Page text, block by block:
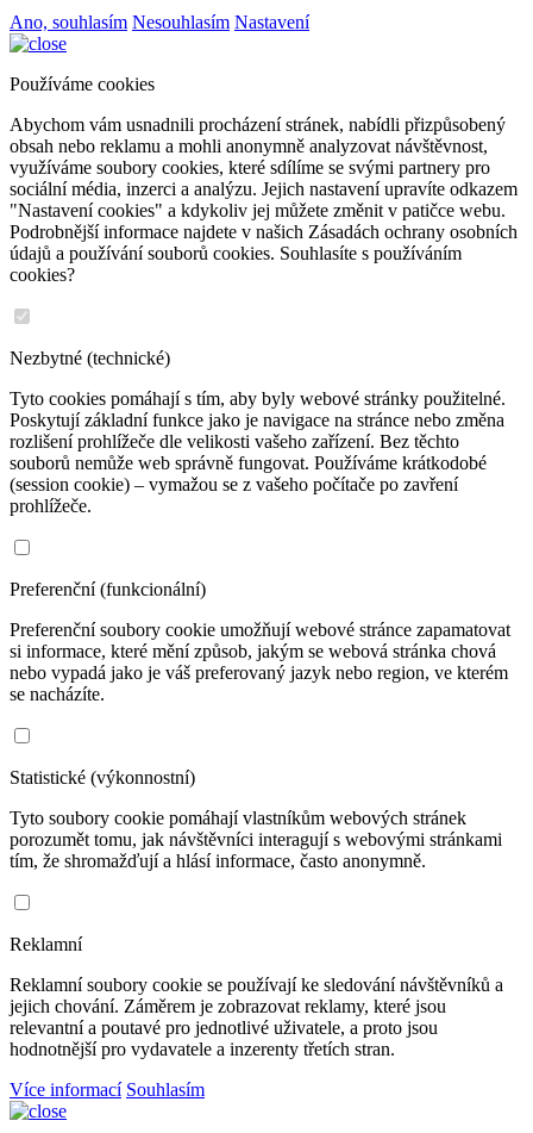
Ano, souhlasím Nesouhlasím Nastavení
Používáme cookies
Abychom vám usnadnili procházení stránek, nabídli přizpůsobený
obsah nebo reklamu a mohli anonymně analyzovat návštěvnost,
využíváme soubory cookies, které sdílíme se svými partnery pro
sociální média, inzerci a analýzu. Jejich nastavení upravíte odkazem
"Nastavení cookies" a kdykoliv jej můžete změnit v patičce webu.
Podrobnější informace najdete v našich Zásadách ochrany osobních
údajů a používání souborů cookies. Souhlasíte s používáním
cookies?
Nezbytné (technické)
Tyto cookies pomáhají s tím, aby byly webové stránky použitelné.
Poskytují základní funkce jako je navigace na stránce nebo změna
rozlišení prohlížeče dle velikosti vašeho zařízení. Bez těchto
souborů nemůže web správně fungovat. Používáme krátkodobé
(session cookie) – vymažou se z vašeho počítače po zavření
prohlížeče.
Preferenční (funkcionální)
Preferenční soubory cookie umožňují webové stránce zapamatovat
si informace, které mění způsob, jakým se webová stránka chová
nebo vypadá jako je váš preferovaný jazyk nebo region, ve kterém
se nacházíte.
Statistické (výkonnostní)
Tyto soubory cookie pomáhají vlastníkům webových stránek
porozumět tomu, jak návštěvníci interagují s webovými stránkami
tím, že shromažďují a hlásí informace, často anonymně.
Reklamní
Reklamní soubory cookie se používají ke sledování návštěvníků a
jejich chování. Záměrem je zobrazovat reklamy, které jsou
relevantní a poutavé pro jednotlivé uživatele, a proto jsou
hodnotnější pro vydavatele a inzerenty třetích stran.
Více informací Souhlasím